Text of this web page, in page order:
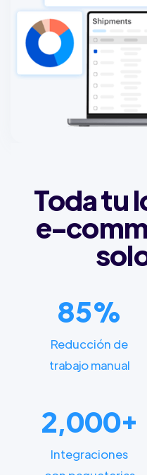
Toda tu
e-
85%
Reducción de
trabajo manual
2,000+
Integraciones